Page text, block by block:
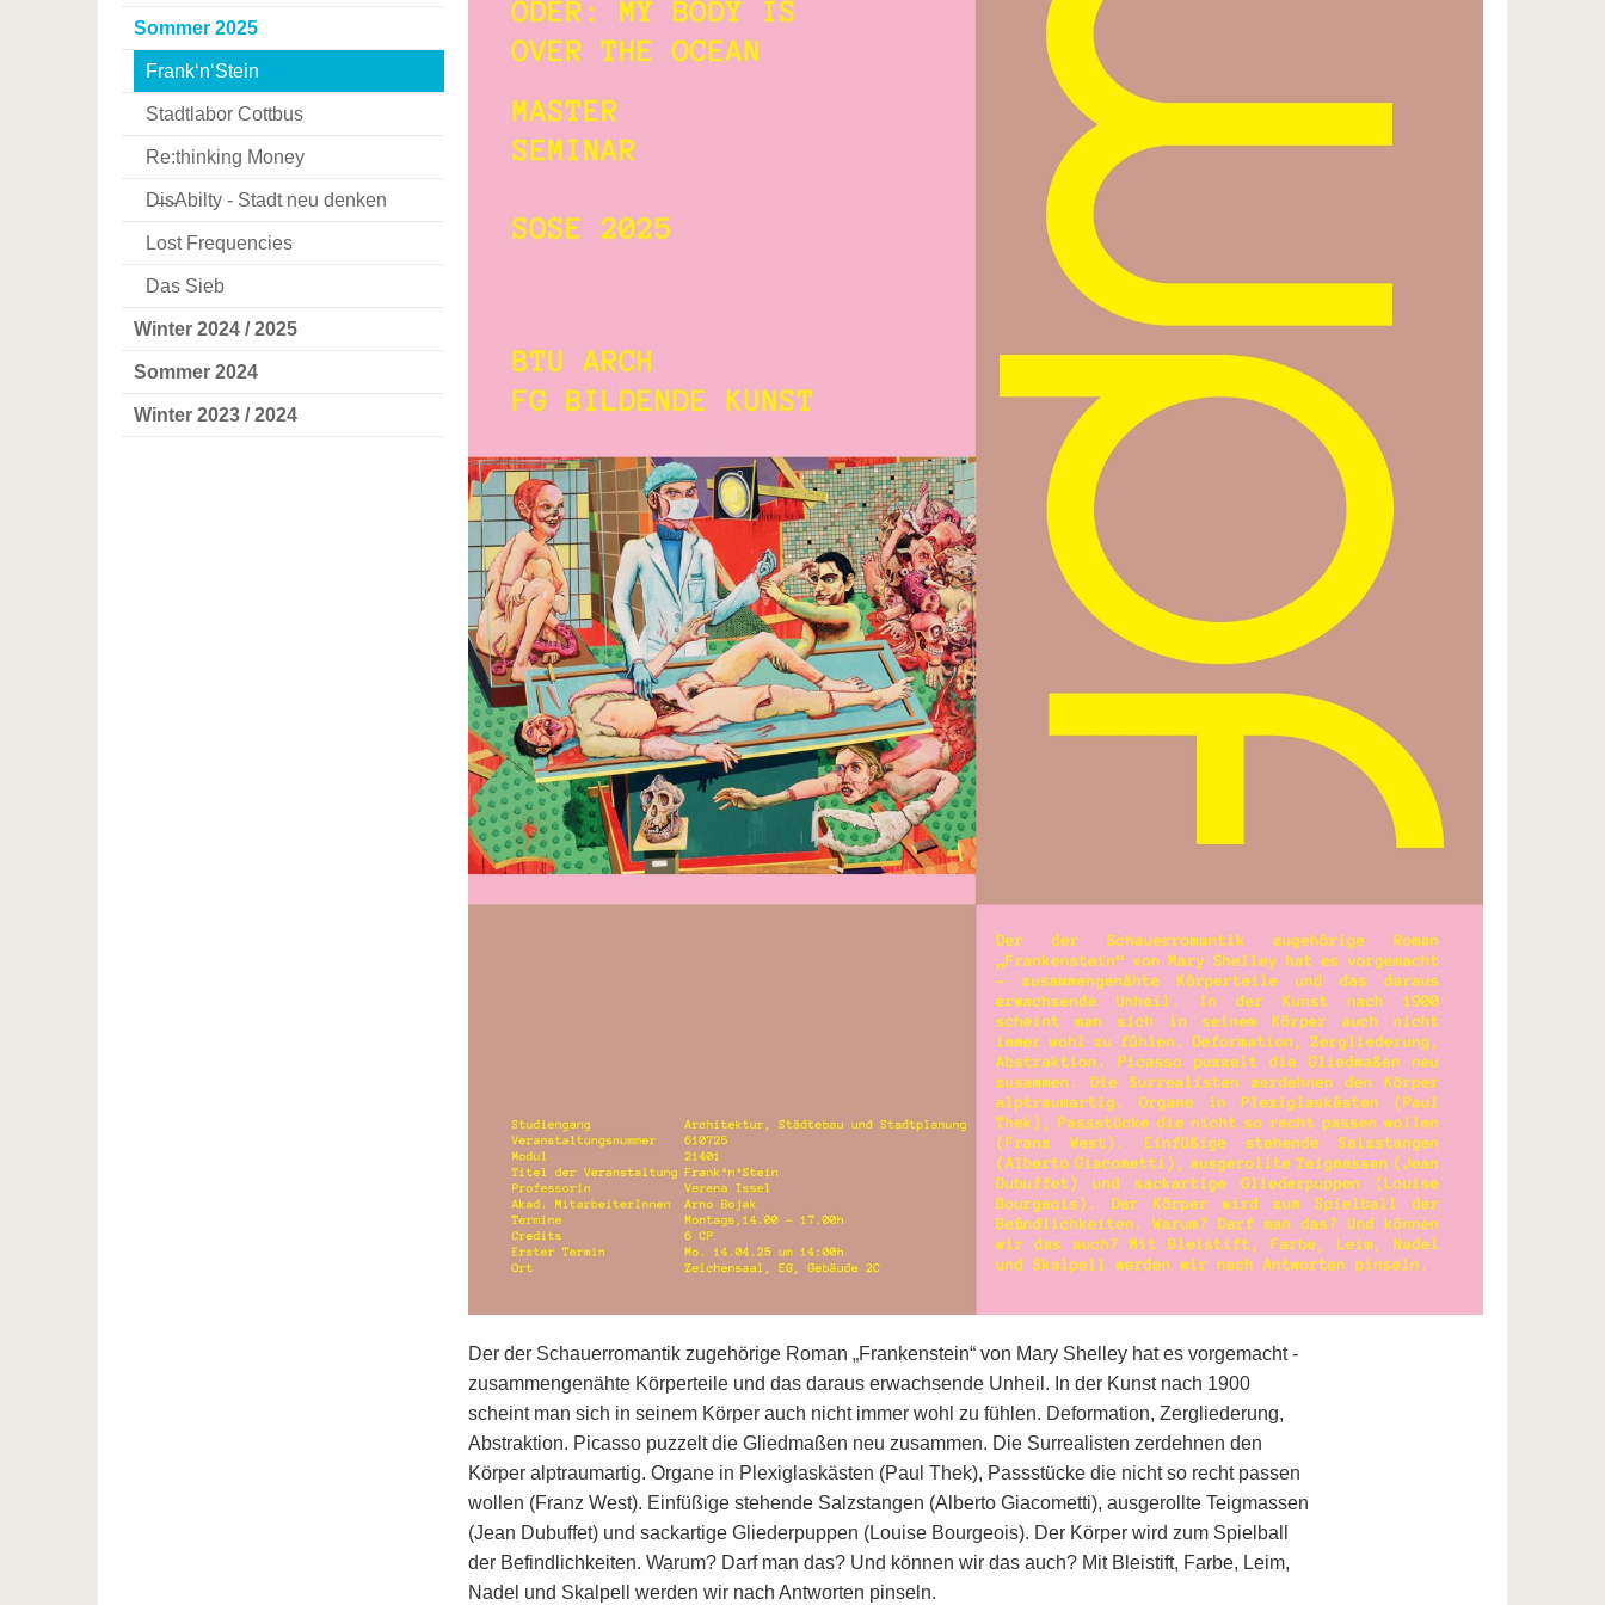
Sommer 2025
Frank‘n‘Stein
Stadtlabor Cottbus
Re:thinking Money
D̵i̵s̵Abilty - Stadt neu denken
Lost Frequencies
Das Sieb
Winter 2024 / 2025
Sommer 2024
Winter 2023 / 2024
Der der Schauerromantik zugehörige Roman „Frankenstein“ von Mary Shelley hat es vorgemacht -
zusammengenähte Körperteile und das daraus erwachsende Unheil. In der Kunst nach 1900
scheint man sich in seinem Körper auch nicht immer wohl zu fühlen. Deformation, Zergliederung,
Abstraktion. Picasso puzzelt die Gliedmaßen neu zusammen. Die Surrealisten zerdehnen den
Körper alptraumartig. Organe in Plexiglaskästen (Paul Thek), Passstücke die nicht so recht passen
wollen (Franz West). Einfüßige stehende Salzstangen (Alberto Giacometti), ausgerollte Teigmassen
(Jean Dubuffet) und sackartige Gliederpuppen (Louise Bourgeois). Der Körper wird zum Spielball
der Befindlichkeiten. Warum? Darf man das? Und können wir das auch? Mit Bleistift, Farbe, Leim,
Nadel und Skalpell werden wir nach Antworten pinseln.